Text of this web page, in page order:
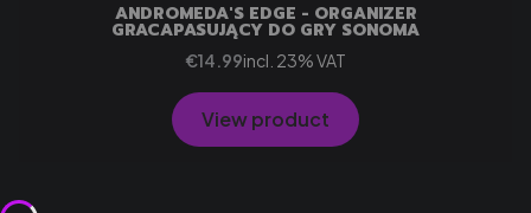
ANDROMEDA'S EDGE - ORGANIZER
GRACAPASUJĄCY DO GRY SONOMA
Gross price
€14.99incl. %s VAT
incl. 23%VAT
View product